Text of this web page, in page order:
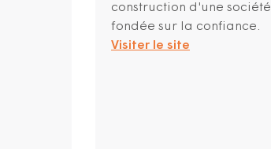
construction d'une société
fondée sur la confiance.
Visiter le site